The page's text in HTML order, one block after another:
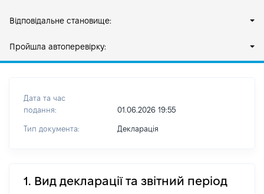
Відповідальне становище:
Пройшла автоперевірку:
Дата та час
подання:
01.06.2026 19:55
Тип документа: Декларація
1. Вид декларації та звітний період